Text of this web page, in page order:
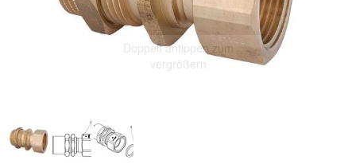
Doppelt antippen zum
vergrößern